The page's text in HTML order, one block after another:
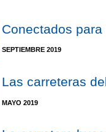
Conectados
SEPTIEMBRE 2019
Las carreteras
MAYO 2019